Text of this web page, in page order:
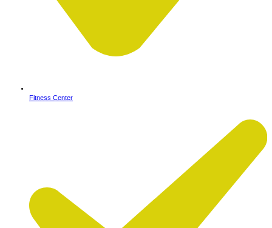
Fitness Center